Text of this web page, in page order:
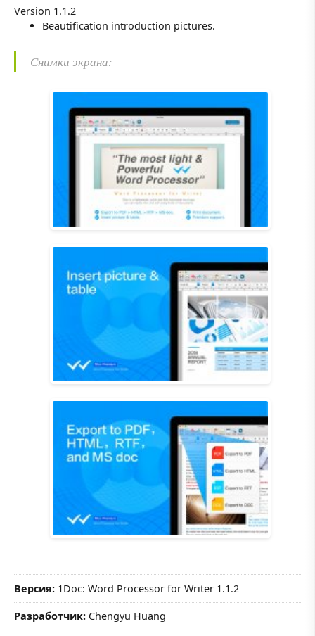
Version 1.1.2
Beautification introduction pictures.
Снимки экрана:
Версия: 1Doc: Word Processor for Writer 1.1.2
Разработчик: Chengyu Huang